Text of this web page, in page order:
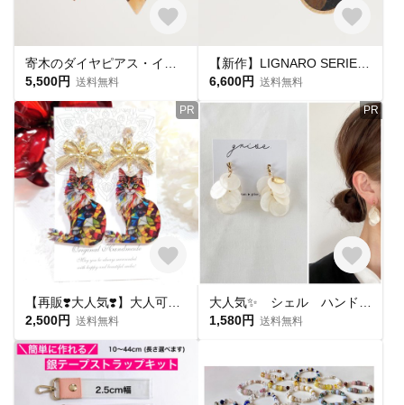
5,500円 送料無料
6,600円 送料無料
PR
2,500円 送料無料
PR
1,580円 送料無料